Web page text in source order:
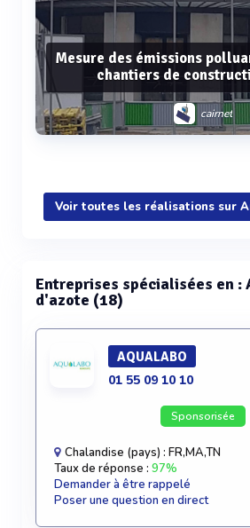
Mesure des émissions
chantiers de
cairnet
Voir plus
Voir toutes les réalisations sur
Entreprises spécialisées en :
d'azote (18)
AQUALABO
01 55 09 10 10
Sponsorisée
Chalandise (pays) : FR,MA,TN
Taux de réponse : 97%
Demander à être rappelé
Poser une question en direct